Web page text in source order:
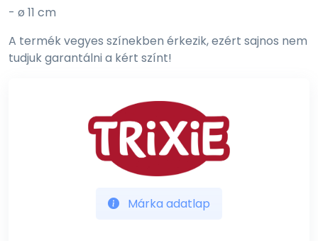
- ø 11 cm
A termék vegyes színekben érkezik, ezért sajnos nem
tudjuk garantálni a kért színt!
Márka adatlap